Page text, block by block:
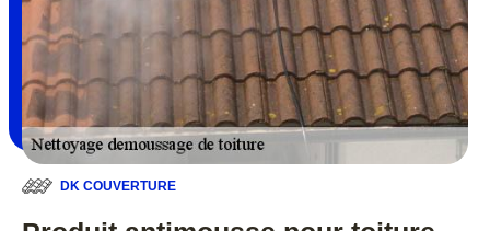
DK COUVERTURE